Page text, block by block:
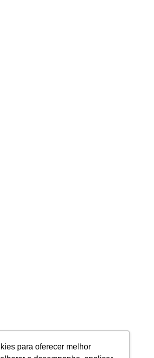
para oferecer melhor